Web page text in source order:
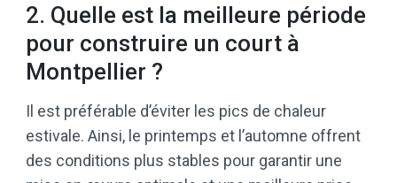
2. Quelle est la meilleure période
pour construire un court à
Montpellier ?
Il est préférable d’éviter les pics de chaleur
estivale. Ainsi, le printemps et l’automne offrent
des conditions plus stables pour garantir une